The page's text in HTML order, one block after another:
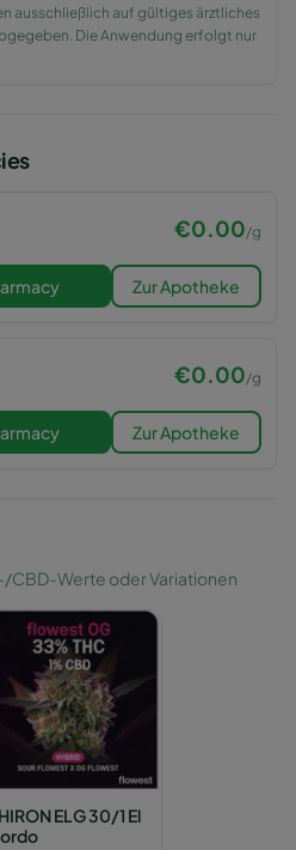
ausschließlich auf gültiges ärztliches
Die Anwendung erfolgt nur
€0.00/g
Zur Apotheke
€0.00/g
Zur Apotheke
CBD-Werte oder Variationen
ELG 30/1 El